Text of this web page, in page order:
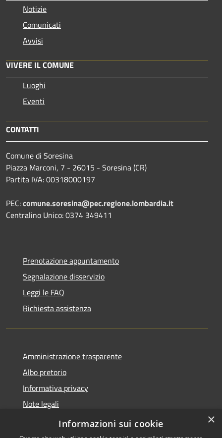
Notizie
Comunicati
Avvisi
VIVERE IL COMUNE
Luoghi
Eventi
CONTATTI
Comune di Soresina
Piazza Marconi, 7 - 26015 - Soresina (CR)
Partita IVA: 00318000197
PEC:comune.soresina@pec.regione.lombardia.it
Centralino Unico: 0374 349411
Prenotazione appuntamento
Segnalazione disservizio
Leggi le FAQ
Richiesta assistenza
Amministrazione trasparente
Albo pretorio
Informativa privacy
Note legali
Dichiarazione di accessibilità
×
Informazioni sui cookie